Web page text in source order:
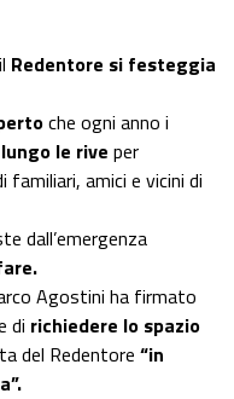
Redentore si festeggia
che ogni anno i
lungo le rive per
amici e vicini di
dall’emergenza
Agostini ha firmato
di richiedere lo spazio
del Redentore “in